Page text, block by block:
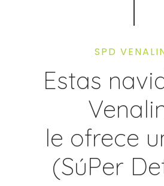
SPD
Estas
le ofrece
(SúPer